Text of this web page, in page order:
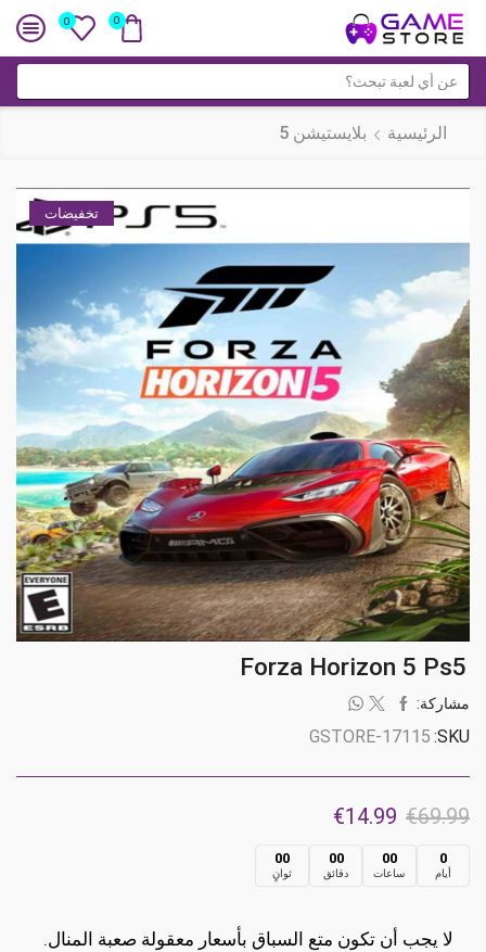
0
0
البحث
الرئيسية بلايستيشن 5
تخفيضات
Forza Horizon 5 Ps5
مشاركة:
SKU:
GSTORE-17115
€69.99
السعر
الأصلي
هو:
€14.99
الحالي
هو:
0
أيام
00
ساعات
00
دقائق
00
ثوانٍ
لا يجب أن تكون متع السباق بأسعار معقولة صعبة المنال.